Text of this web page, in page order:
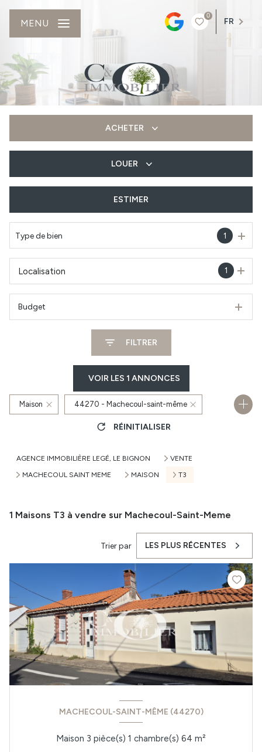
0
FR
MENU
ACHETER
Du neuf
LOUER
ESTIMER
Type de bien 1
1
Localisation
Budget
FILTRER
VOIR LES 1 ANNONCES
Maison 44270 - Machecoul-saint-même
RÉINITIALISER
AGENCE IMMOBILIÈRE LEGÉ, LE BIGNON
VENTE
MACHECOUL SAINT MEME
MAISON T3
1 Maisons T3 à vendre sur Machecoul-Saint-Meme
Trier par LES PLUS RÉCENTES
MACHECOUL-SAINT-MÊME (44270)
Maison 3 pièce(s) 1 chambre(s) 64 m²